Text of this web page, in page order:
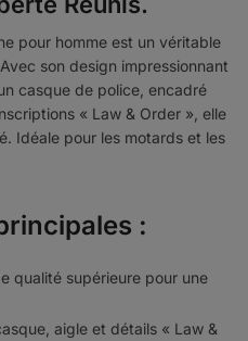
pour homme est un véritable
son design impressionnant
casque de police, encadré
« Law & Order », elle
Idéale pour les motards et les
:
qualité supérieure pour une
aigle et détails « Law &